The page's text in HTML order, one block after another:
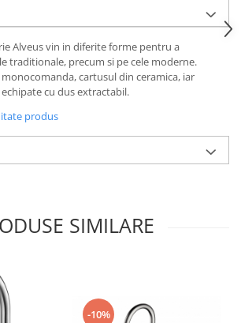
Alveus vin in diferite forme pentru a
traditionale, precum si pe cele moderne.
cartusul din ceramica, iar
cu dus extractabil.
produs
SIMILARE
-10%